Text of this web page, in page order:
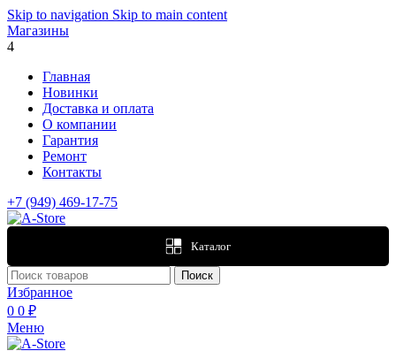
Skip to navigation Skip to main content
Магазины
4
Главная
Новинки
Доставка и оплата
О компании
Гарантия
Ремонт
Контакты
+7 (949) 469-17-75
Каталог
Поиск
Избранное
0 0 ₽
Меню